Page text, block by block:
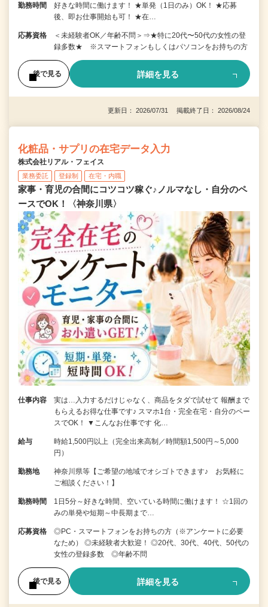
勤務時間
好きな時間に働けます！ ★単発（1日のみ）OK！ ★応募
後、即お仕事開始も可！ ★在…
応募資格
＜未経験者OK／年齢不問＞⇒★特に20代〜50代の女性の登
録多数★ ※スマートフォンもしくはパソコンをお持ちの方
後で見る 詳細を見る
更新日： 2026/07/31 掲載終了日： 2026/08/24
化粧品・サプリの在宅データ入力
株式会社リアル・フェイス
業務委託 登録制 在宅・内職
家事・育児の合間にコツコツ稼ぐ♪ノルマなし・自分のペ
ースでOK！〈神奈川県〉
仕事内容
実は…入力するだけじゃなく、商品をタダで試せて 報酬まで
もらえるお得な仕事です♪ スマホ1台・完全在宅・自分のペー
スでOK！ ▼こんなお仕事です 化…
給与
時給1,500円以上（完全出来高制／時間額1,500円～5,000
円）
勤務地
神奈川県等【ご希望の地域でオシゴトできます♪ お気軽に
ご相談ください！】
勤務時間
1日5分～好きな時間、空いている時間に働けます！ ☆1回の
みの単発や短期～中長期まで…
応募資格
◎PC・スマートフォンをお持ちの方（※アンケートに必要
なため） ◎未経験者大歓迎！ ◎20代、30代、40代、50代の
女性の登録多数 ◎年齢不問
後で見る 詳細を見る